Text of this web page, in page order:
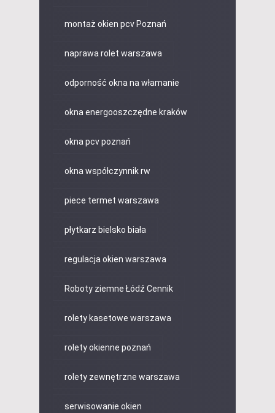
montaż okien pcv Poznań
naprawa rolet warszawa
odporność okna na włamanie
okna energooszczędne kraków
okna pcv poznań
okna współczynnik rw
piece termet warszawa
płytkarz bielsko biała
regulacja okien warszawa
Roboty ziemne Łódź Cennik
rolety kasetowe warszawa
rolety okienne poznań
rolety zewnętrzne warszawa
serwisowanie okien